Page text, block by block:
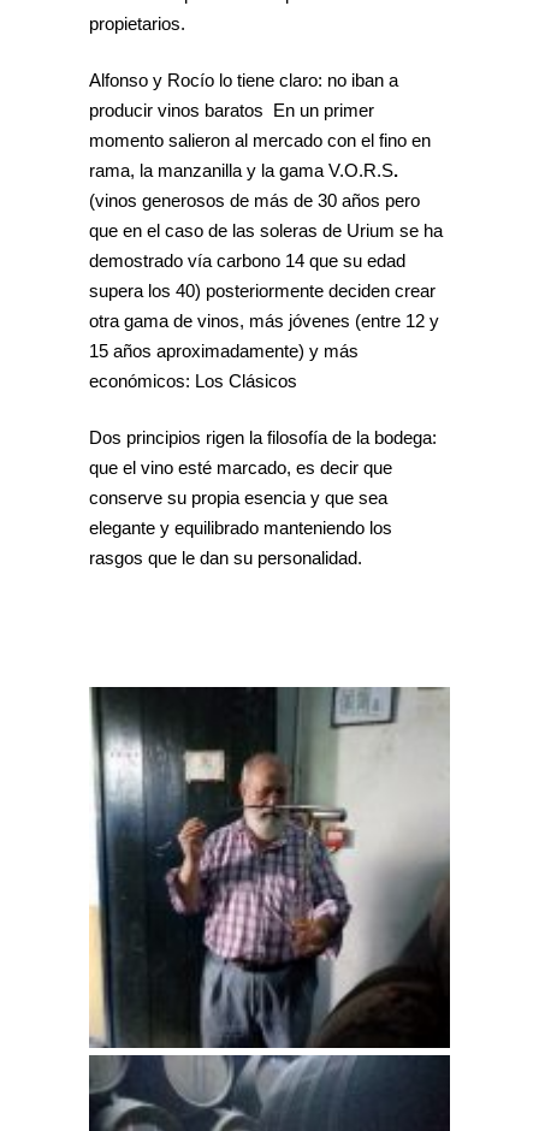
propietarios.
Alfonso y Rocío lo tiene claro: no iban a
producir vinos baratos En un primer
momento salieron al mercado con el fino en
rama, la manzanilla y la gama V.O.R.S.
(vinos generosos de más de 30 años pero
que en el caso de las soleras de Urium se ha
demostrado vía carbono 14 que su edad
supera los 40) posteriormente deciden crear
otra gama de vinos, más jóvenes (entre 12 y
15 años aproximadamente) y más
económicos: Los Clásicos
Dos principios rigen la filosofía de la bodega:
que el vino esté marcado, es decir que
conserve su propia esencia y que sea
elegante y equilibrado manteniendo los
rasgos que le dan su personalidad.